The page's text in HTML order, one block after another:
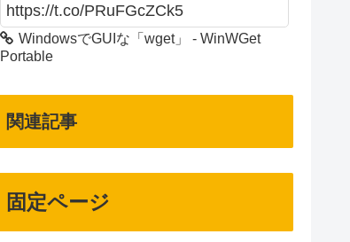
https://t.co/PRuFGcZCk5
WindowsでGUIな「wget」 - WinWGet
Portable
関連記事
固定ページ